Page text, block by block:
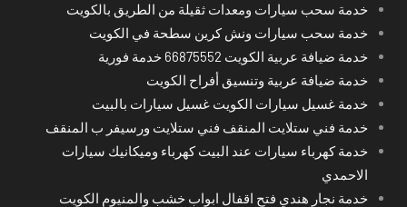
خدمة سحب سيارات ومعدات ثقيلة من الطريق بالكويت
خدمة سحب سيارات ونش كرين سطحة في الكويت
خدمة ضيافة عربية الكويت 66875552 خدمة فورية
خدمة ضيافة عربية وتنسيق أفراح الكويت
خدمة غسيل سيارات الكويت غسيل سيارات بالبيت
خدمة فني ستلايت المنقف فني ستلايت ورسيفر ب المنقف
خدمة كهرباء سيارات عند البيت كهرباء وميكانيك سيارات
الاحمدي
خدمة نجار هندي فتح اقفال ابواب خشب والمنيوم الكويت